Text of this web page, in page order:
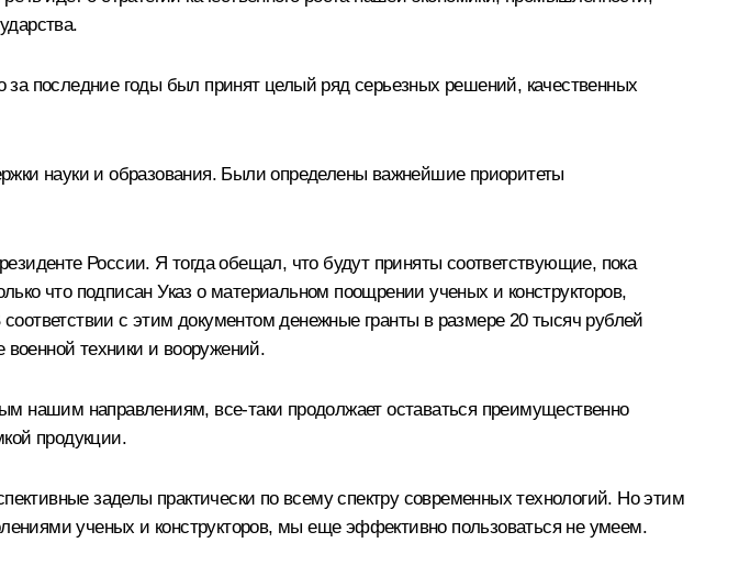
последние годы был принят целый ряд серьезных решений, качественных
науки и образования. Были определены важнейшие приоритеты
России. Я тогда обещал, что будут приняты соответствующие, пока
что подписан Указ о материальном поощрении ученых и конструкторов,
с этим документом денежные гранты в размере 20 тысяч рублей
техники и вооружений.
нашим направлениям, все‑таки продолжает оставаться преимущественно
продукции.
заделы практически по всему спектру современных технологий. Но этим
ученых и конструкторов, мы еще эффективно пользоваться не умеем.